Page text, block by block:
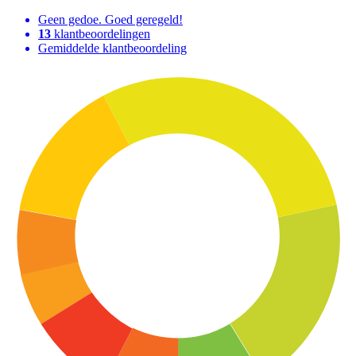
Geen gedoe. Goed geregeld!
13 klantbeoordelingen
Gemiddelde klantbeoordeling